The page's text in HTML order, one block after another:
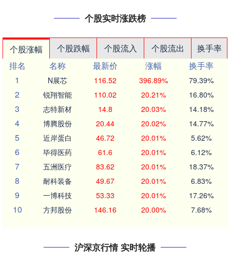
个股实时涨跌榜
个股涨幅 个股跌幅 个股流入 个股流出
换手率
排名
名称 最新价 涨幅
换手率
1
N展芯 116.52 396.89% 79.39%
2 锐翔智能 110.02 20.21% 16.80%
3 志特新材 14.8 20.03% 14.18%
4 博腾股份 20.44 20.02% 14.77%
5 近岸蛋白 46.72 20.01% 5.62%
6 毕得医药 61.6 20.01% 6.12%
7 五洲医疗 83.62 20.01% 18.37%
8 耐科装备 49.67 20.01% 6.83%
9 一博科技 53.33 20.01% 17.26%
10 方邦股份 146.16 20.00% 7.68%
沪深京行情 实时轮播